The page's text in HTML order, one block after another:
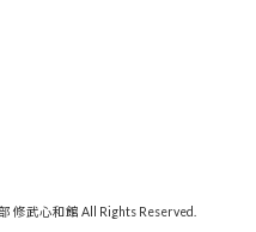
修武心和館 All Rights Reserved.